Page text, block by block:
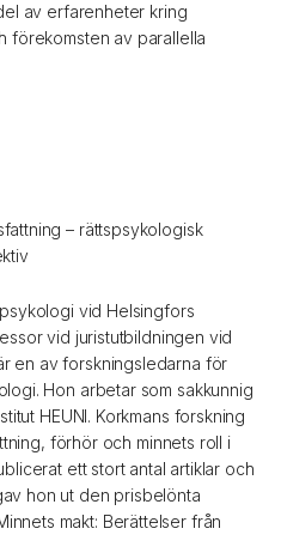
av erfarenheter kring
förekomsten av parallella
– rättspsykologisk
vid Helsingfors
vid juristutbildningen vid
en av forskningsledarna för
Hon arbetar som sakkunnig
HEUNI. Korkmans forskning
förhör och minnets roll i
ett stort antal artiklar och
hon ut den prisbelönta
makt: Berättelser från